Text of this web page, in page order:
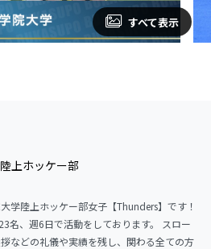
すべて表示
上ホッケー部
学陸上ホッケー部女子【Thunders】です！
名、週6日で活動をしております。 スロー
などの礼儀や実績を残し、関わる全ての方